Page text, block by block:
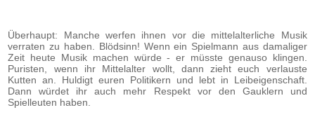
Überhaupt: Manche werfen ihnen vor die mittelalterliche Musik
verraten zu haben. Blödsinn! Wenn ein Spielmann aus damaliger
Zeit heute Musik machen würde - er müsste genauso klingen.
Puristen, wenn ihr Mittelalter wollt, dann zieht euch verlauste
Kutten an. Huldigt euren Politikern und lebt in Leibeigenschaft.
Dann würdet ihr auch mehr Respekt vor den Gauklern und
Spielleuten haben.